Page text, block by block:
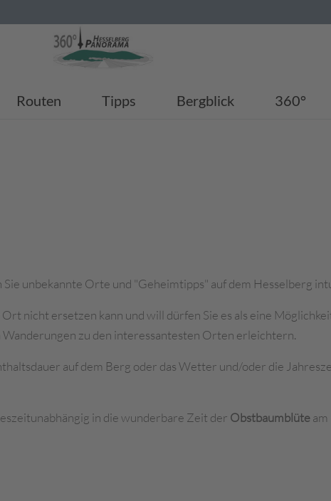
Routen Tipps Bergblick 360°
unbekannte Orte und "Geheimtipps" auf dem Hesselberg
nicht ersetzen kann und will dürfen Sie es als eine
zu den interessantesten Orten erleichtern.
auf dem Berg oder das Wetter und/oder die
in die wunderbare Zeit der Obstbaumblüte